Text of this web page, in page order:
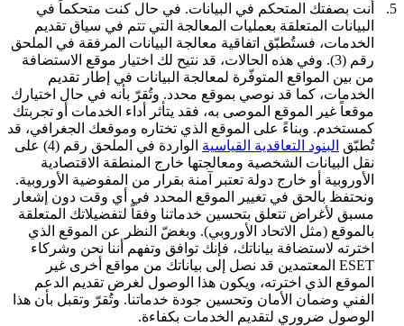
5. أنت بصفتك المتحكم في البيانات. في حال كنت متحكماً في
البيانات المتعلقة بعمليات المعالجة التي تتم في سياق تقديم
الخدمات، فستُطبّق اتفاقية معالجة البيانات المرفقة في الملحق
رقم (3). وفي هذه الحالات، قد نتيح لك اختيار موقع الاستضافة
من بين المواقع المتوفّرة لمعالجة البيانات في إطار تقديم
الخدمات، كما قد نوصي بموقع محدد. وتُقرّ بأنه في حال اختيارك
موقعاً غير الموقع الموصى به، فقد يتأثر أداء الخدمات أو تجربتك
كمستخدم. وبناءً على الموقع الذي تختاره وموقعك الجغرافي، قد
تُطبّق البنود التعاقدية القياسية
الواردة في الملحق رقم (4) على
نقل البيانات الشخصية ومعالجتها خارج المنطقة الاقتصادية
الأوروبية أو خارج دولة تعتبر آمنة بقرار من المفوضية الأوروبية.
ونحتفظ بالحق في تغيير الموقع المحدد في أي وقت دون إشعار
مسبق لأغراض تتعلق بتحسين خدماتنا وفقاً لتفضيلاتك المتعلقة
بالموقع (مثل الاتحاد الأوروبي). وبغضّ النظر عن الموقع الذي
اخترته لاستضافة بياناتك، فإنك توافق وتفهم أننا نحن وشركاء
ESET المعتمدين قد نصل إلى بياناتك من مواقع أخرى غير
الموقع الذي اخترته، ويكون هذا الوصول لغرض تقديم الدعم
الفني وضمان الأمان وتحسين جودة خدماتنا. وتُقرّ وتقبل بأن هذا
الوصول ضروري لتقديم الخدمات بكفاءة.